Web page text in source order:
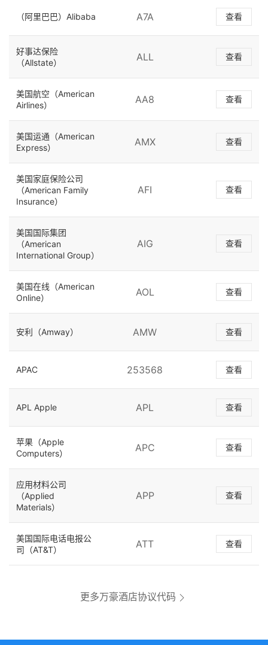
（阿里巴巴）Alibaba A7A 查看
好事达保险
（Allstate）
ALL 查看
美国航空（American
Airlines）
AA8 查看
美国运通（American
Express）
AMX 查看
美国家庭保险公司
（American Family
Insurance）
AFI 查看
美国国际集团
（American
International Group）
AIG 查看
美国在线（American
Online）
AOL 查看
安利（Amway） AMW 查看
APAC 253568 查看
APL Apple APL 查看
苹果（Apple
Computers）
APC 查看
应用材料公司
（Applied
Materials）
APP 查看
美国国际电话电报公
司（AT&T）
ATT 查看
更多万豪酒店协议代码